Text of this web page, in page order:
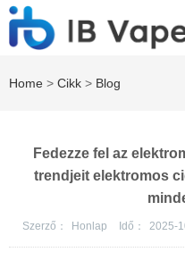
Home > Cikk > Blog
Fedezze fel az
trendjeit elektromos
Szerző： Honlap Idő： 2025-